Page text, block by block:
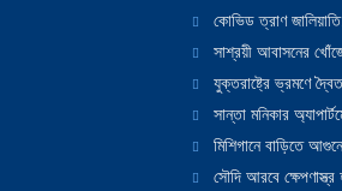
কোভিড ত্রাণ
সাশ্রয়ী আবাসনের
যুক্তরাষ্ট্রে ভ্রমণে
সান্তা মনিকার
মিশিগানে বাড়িতে
সৌদি আরবে